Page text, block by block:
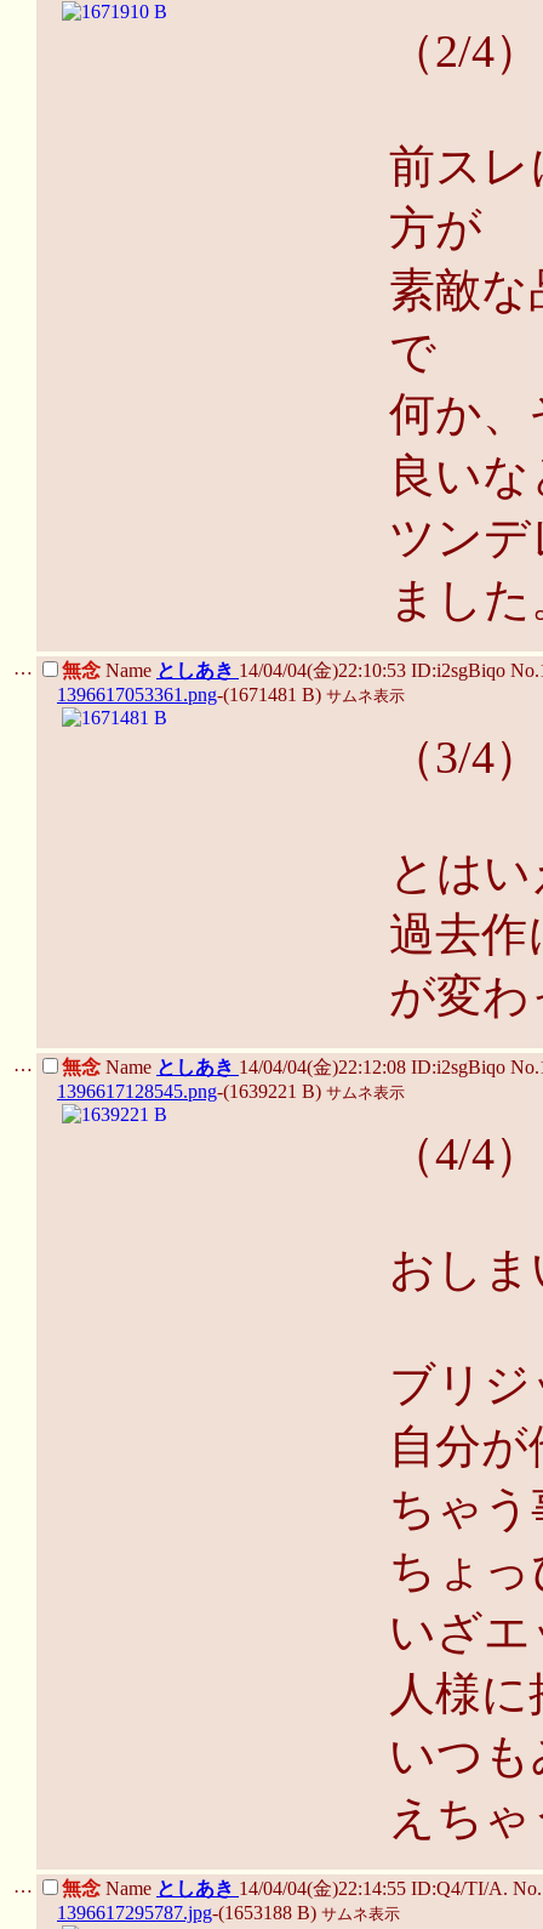
（2/4）
前スレ
方が
素敵
で
何か、
良い
ツン
ました
… 無念 Name としあき 14/04/04(金)22:10:53 ID:i2sgBiqo
1396617053361.png-(1671481 B) サムネ表示
（3/4）
とは
過去作
が変
… 無念 Name としあき 14/04/04(金)22:12:08 ID:i2sgBiqo
1396617128545.png-(1639221 B) サムネ表示
（4/4）
おしま
ブリ
自分
ちゃ
ちょ
いざ
人様
いつ
えち
… 無念 Name としあき 14/04/04(金)22:14:55 ID:Q4/TI/A.
1396617295787.jpg-(1653188 B) サムネ表示